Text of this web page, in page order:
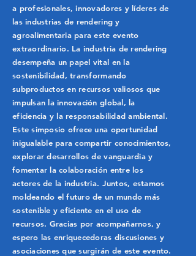
a profesionales, innovadores y líderes de
las industrias de rendering y
agroalimentaria para este evento
extraordinario. La industria de rendering
desempeña un papel vital en la
sostenibilidad, transformando
subproductos en recursos valiosos que
impulsan la innovación global, la
eficiencia y la responsabilidad ambiental.
Este simposio ofrece una oportunidad
inigualable para compartir conocimientos,
explorar desarrollos de vanguardia y
fomentar la colaboración entre los
actores de la industria. Juntos, estamos
moldeando el futuro de un mundo más
sostenible y eficiente en el uso de
recursos. Gracias por acompañarnos, y
espero las enriquecedoras discusiones y
asociaciones que surgirán de este evento.